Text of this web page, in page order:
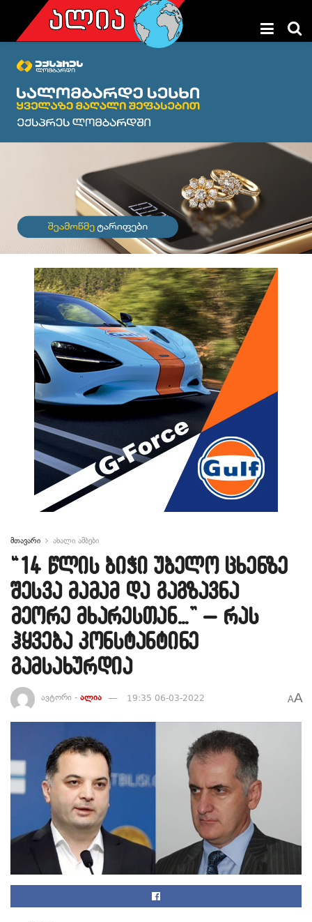
მთავარი ახალი ამბები
“14 წლის ბიჭი უბელო ცხენზე
შესვა მამამ და გაგზავნა
მეორე მხარესთან…” – რას
ჰყვება კონსტანტინე
გამსახურდია
ავტორი - ალია 19:35 06-03-2022 AA